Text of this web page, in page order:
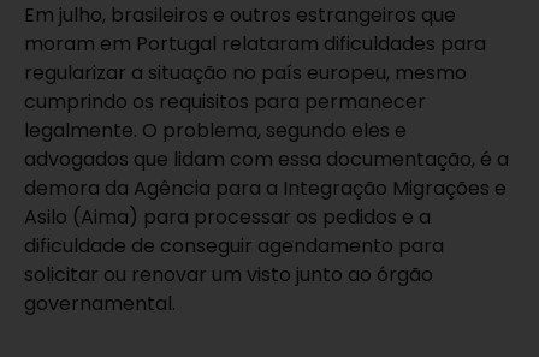
Em julho, brasileiros e outros estrangeiros que
moram em Portugal relataram dificuldades para
regularizar a situação no país europeu, mesmo
cumprindo os requisitos para permanecer
legalmente. O problema, segundo eles e
advogados que lidam com essa documentação, é a
demora da Agência para a Integração Migrações e
Asilo (Aima) para processar os pedidos e a
dificuldade de conseguir agendamento para
solicitar ou renovar um visto junto ao órgão
governamental.